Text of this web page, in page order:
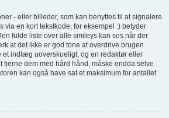
- eller billeder, som kan benyttes til at signalere
via en kort tekstkode, for eksempel :) betyder
fulde liste over alle smileys kan ses når der
at det ikke er god tone at overdrive brugen
et indlæg uoverskueligt, og en redaktør eller
fjerne dem med hård hånd, måske endda selve
kan også have sat et maksimum for antallet